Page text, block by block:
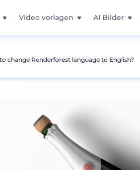
Video vorlagen AI Bilder
Verpackung Flasche Mockup
change Renderforest language to English?